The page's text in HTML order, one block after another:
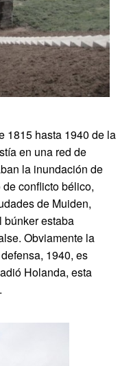
1815 hasta 1940 de la
en una red de
la inundación de
conflicto bélico,
de Muiden,
búnker estaba
Obviamente la
1940, es
Holanda, esta